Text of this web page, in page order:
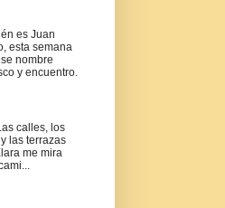
es Juan
esta semana
nombre
y encuentro.
calles, los
las terrazas
me mira